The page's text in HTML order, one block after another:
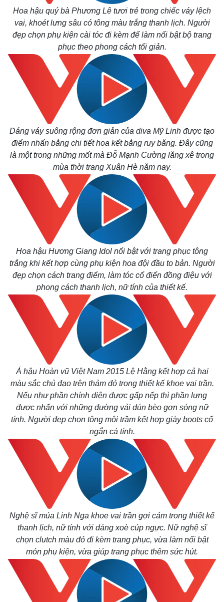
Kinh tế
Bất động sản
Khởi nghiệp
Thị trường
Giá vàng
Tiêu dùng
Chứng khoán
Giá cà phê
Pháp luật
Tin nóng
Tư vấn luật
Quân sự - Quốc phòng
Vũ khí
Việt Nam
Phân tích
Hoa hậu quý bà Phương Lê tươi trẻ trong chiếc váy lệch
vai, khoét lưng sâu có tông màu trắng thanh lịch. Người
đẹp chọn phụ kiện cài tóc đi kèm để làm nổi bật bộ trang
phục theo phong cách tối giản.
Dáng váy suông rộng đơn giản của diva Mỹ Linh được tạo
điểm nhấn bằng chi tiết hoa kết bằng ruy băng. Đây cũng
là một trong những mốt mà Đỗ Mạnh Cường lăng xê trong
mùa thời trang Xuân Hè năm nay.
Hoa hậu Hương Giang Idol nổi bật với trang phục tông
trắng khi kết hợp cùng phụ kiện hoa đội đầu to bản. Người
đẹp chọn cách trang điểm, làm tóc cổ điển đồng điệu với
phong cách thanh lịch, nữ tính của thiết kế.
Á hậu Hoàn vũ Việt Nam 2015 Lệ Hằng kết hợp cả hai
màu sắc chủ đạo trên thảm đỏ trong thiết kế khoe vai trần.
Nếu như phần chính diện được gấp nếp thì phần lưng
được nhấn với những đường vải dún bèo gợn sóng nữ
tính. Người đẹp chọn tông môi trầm kết hợp giày boots cổ
ngắn cá tính.
Nghệ sĩ múa Linh Nga khoe vai trần gợi cảm trong thiết kế
thanh lịch, nữ tính với dáng xoè cúp ngực. Nữ nghệ sĩ
chọn clutch màu đỏ đi kèm trang phục, vừa làm nổi bật
món phụ kiện, vừa giúp trang phục thêm sức hút.